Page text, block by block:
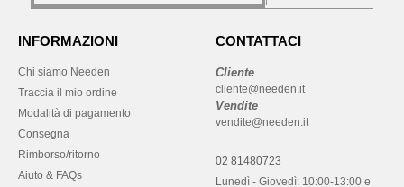
INFORMAZIONI
Chi siamo Needen
Traccia il mio ordine
Modalità di pagamento
Consegna
Rimborso/ritorno
Aiuto & FAQs
CONTATTACI
Cliente
cliente@needen.it
Vendite
vendite@needen.it
02 81480723
Lunedì - Giovedì: 10:00-13:00 e